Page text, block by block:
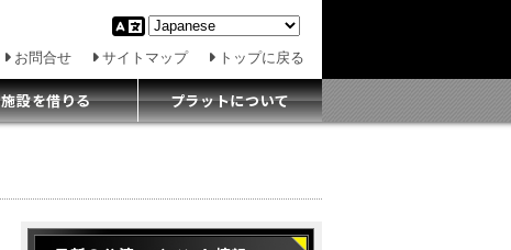
お問合せ サイトマップ トップに戻る
施設を借りる プラットについて